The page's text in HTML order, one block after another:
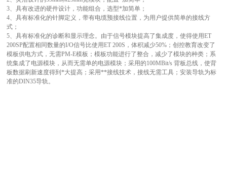
3、具有改进的硬件设计，功能组合，选型*加简单；
4、具有标准化的针脚定义，带有电缆预接线位置，为用户提供简单的接线方
式；
5、具有标准化的诊断和显示理念。 由于信号模块提高了集成度，使得使用ET
200SP配置相同数量的I/O信号比使用ET 200S，体积减少50%；创控教育改变了
模板供电方式，无需PM-E模板；模板功能进行了整合，减少了模块的种类；系
统集成了电源模块，从而无需单的电源模块；采用的100MBit/s 背板总线，使背
板数据刷新速度得到*大提高；采用**接线技术，接线无需工具；安装导轨为标
准的DIN35导轨。